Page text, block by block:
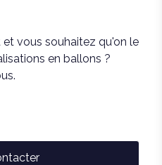
vous souhaitez qu'on le
en ballons ?